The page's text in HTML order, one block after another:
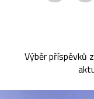
Výběr příspěvků